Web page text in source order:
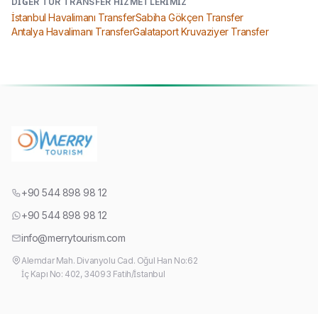
İstanbul Havalimanı TransferSabiha Gökçen Transfer
Antalya Havalimanı TransferGalataport Kruvaziyer Transfer
+90 544 898 98 12
+90 544 898 98 12
info@merrytourism.com
Alemdar Mah. Divanyolu Cad. Oğul Han No:62
İç Kapı No: 402, 34093 Fatih/İstanbul